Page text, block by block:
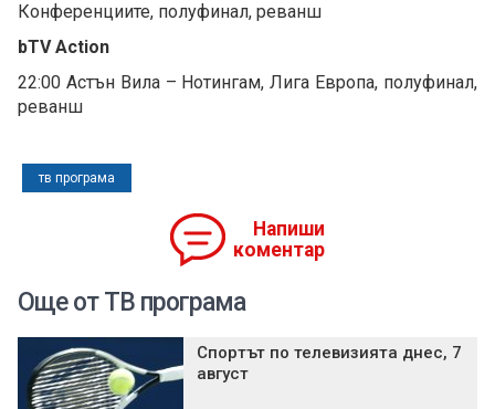
Конференциите, полуфинал, реванш
bTV Action
22:00 Астън Вила – Нотингам, Лига Европа, полуфинал,
реванш
тв програма
Напиши
коментар
Още от ТВ програма
Спортът по телевизията днес, 7
август